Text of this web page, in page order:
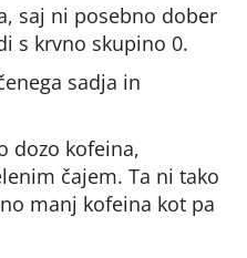
saj ni posebno dober
s krvno skupino 0.
sadja in
dozo kofeina,
čajem. Ta ni tako
manj kofeina kot pa